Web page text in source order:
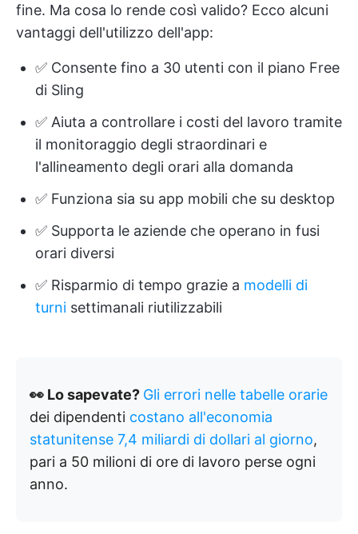
fine. Ma cosa lo rende così valido? Ecco alcuni
vantaggi dell'utilizzo dell'app:
✅ Consente fino a 30 utenti con il piano Free
di Sling
✅ Aiuta a controllare i costi del lavoro tramite
il monitoraggio degli straordinari e
l'allineamento degli orari alla domanda
✅ Funziona sia su app mobili che su desktop
✅ Supporta le aziende che operano in fusi
orari diversi
✅ Risparmio di tempo grazie a modelli di
turni settimanali riutilizzabili
👀 Lo sapevate? Gli errori nelle tabelle orarie
dei dipendenti costano all'economia
statunitense 7,4 miliardi di dollari al giorno,
pari a 50 milioni di ore di lavoro perse ogni
anno.